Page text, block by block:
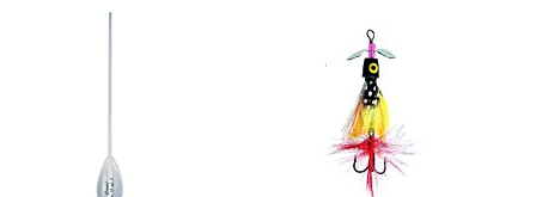
WUNSCHLISTE
VERGLEICHSLISTE
HINZUFÜGENHINZUFÜGEN